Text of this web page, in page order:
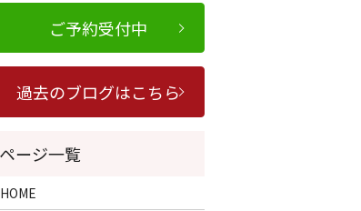
ご予約受付中
過去のブログはこちら
HOME